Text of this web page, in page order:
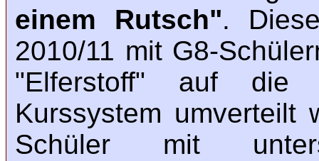
einem Rutsch".
2010/11 mit G8-
"Elferstoff" auf die
Kurssystem umverteilt
Schüler mit